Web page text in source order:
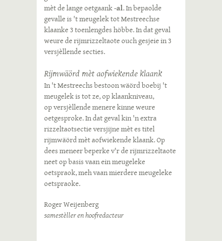
mèt de lange oetgaank-al. In bepaolde
gevalle is 't meugelek tot Mestreechse
klaanke 3 toenlengdes höbbe. In dat geval
weure de rijmrizzeltaote ouch gesjeie in 3
versjèllende secties.
Rijmwäörd mèt aofwiekende klaank
In 't Mestreechs bestoon wäörd boebij 't
meugelek is tot ze, op klaankniveau,
op versjèllende menere kinne weure
oetgesproke. In dat geval kin 'n extra
rizzeltaotsectie versjijne mèt es titel
rijmwäörd mèt aofwiekende klaank. Op
dees meneer beperke v'r de rijmrizzeltaote
neet op basis vaan ein meugeleke
oetspraok, meh vaan mierdere meugeleke
oetspraoke.
Roger Weijenberg
samestèller en hoofredacteur